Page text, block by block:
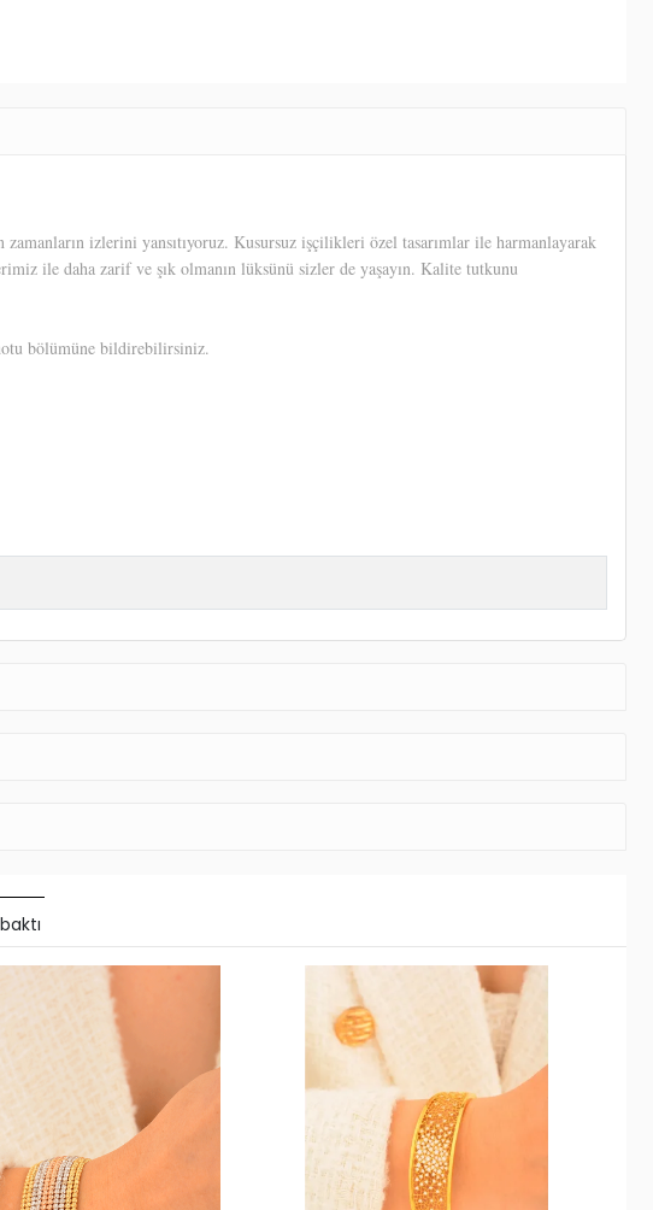
izlerini yansıtıyoruz. Kusursuz işçilikleri özel tasarımlar ile harmanlayarak
ile daha zarif ve şık olmanın lüksünü sizler de yaşayın. Kalite tutkunu
bölümüne bildirebilirsiniz.